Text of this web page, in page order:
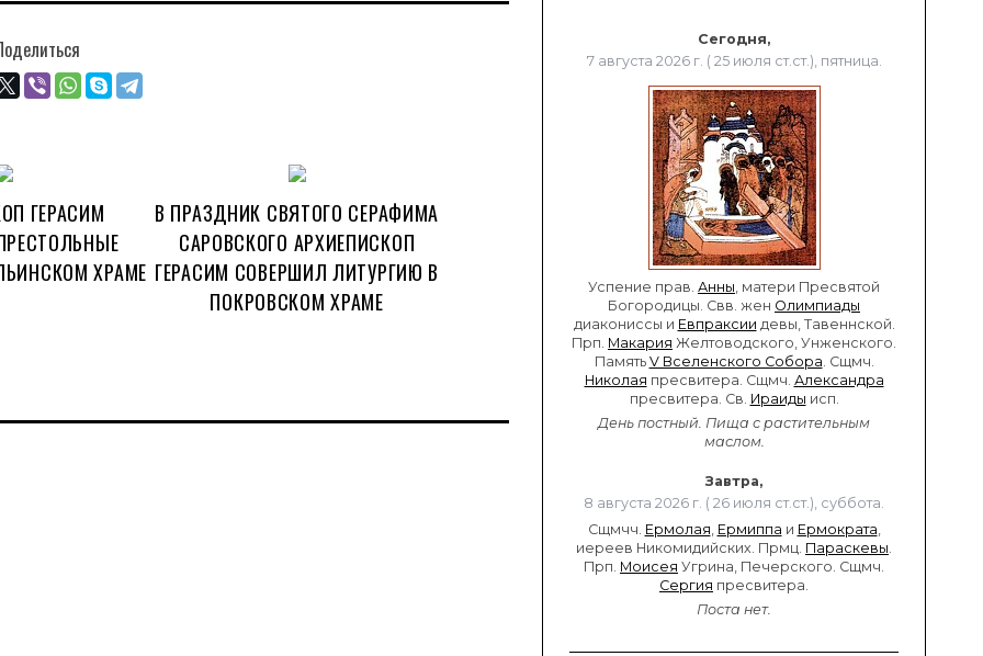
Сегодня,
7 августа 2026 г. ( 25 июля ст.ст.), пятница.
Успение прав. Анны , матери Пресвятой
Богородицы. Свв. жен Олимпиады
диакониссы и Евпраксии девы, Тавеннской.
Прп. Макария Желтоводского, Унженского.
Память V Вселенского Собора . Сщмч.
Николая пресвитера. Сщмч. Александра
пресвитера. Св. Ираиды исп.
День постный. Пища с растительным
маслом.
Завтра,
8 августа 2026 г. ( 26 июля ст.ст.), суббота.
Сщмчч. Ермолая Ермиппа и Ермократа
иереев Никомидийских. Прмц. Параскевы
Прп. Моисея Угрина, Печерского. Сщмч.
Сергия пресвитера.
Поста нет.
ГЕРАСИМ
ХРАМЕ
В ПРАЗДНИК СВЯТОГО СЕРАФИМА
САРОВСКОГО АРХИЕПИСКОП
ГЕРАСИМ СОВЕРШИЛ ЛИТУРГИЮ В
ПОКРОВСКОМ ХРАМЕ